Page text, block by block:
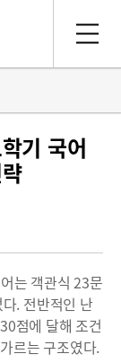
기 국어
는 객관식 23문
. 전반적인 난
점에 달해 조건
르는 구조였다.